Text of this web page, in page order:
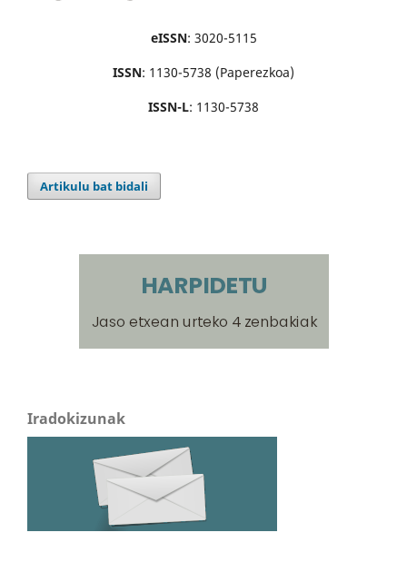
eISSN: 3020-5115
ISSN: 1130-5738 (Paperezkoa)
ISSN-L: 1130-5738
Artikulu bat bidali
Iradokizunak